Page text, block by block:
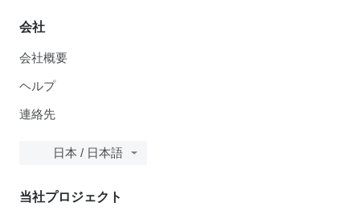
会社
会社概要
ヘルプ
連絡先
日本 / 日本語
当社プロジェクト